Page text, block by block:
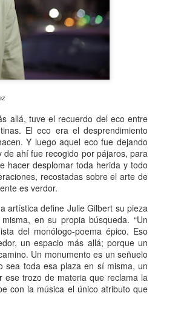
allá, tuve el recuerdo del eco entre
El eco era el desprendimiento
Y luego aquel eco fue dejando
ahí fue recogido por pájaros, para
hacer desplomar toda herida y todo
recostadas sobre el arte de
es verdor.
artística define Julie Gilbert su pieza
en su propia búsqueda. “Un
del monólogo-poema épico. Eso
un espacio más allá; porque un
Un monumento es un señuelo
sea toda esa plaza en sí misma, un
ese trozo de materia que reclama la
con la música el único atributo que
8/1943-
de
la "chica
una
le
Lubos,
pagada de
13
Un cavaliere della patria
Por Sonia Novello
“Ser abofeteado teniendo las
manos atadas detrás de la
espalda
es algo que no le deseo a nadie”.